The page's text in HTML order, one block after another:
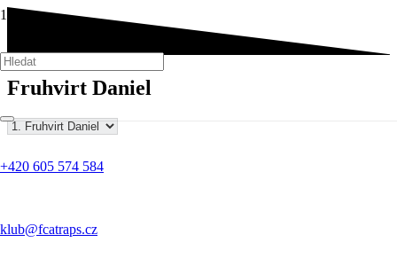
+420 605 574 584
klub@fcatraps.cz
Fruhvirt Daniel